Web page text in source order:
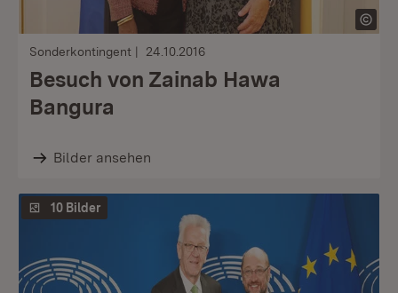
Sonderkontingent 24.10.2016
Besuch von Zainab Hawa
Bangura
Bilder ansehen
10 Bilder